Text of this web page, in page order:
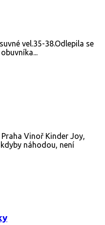
vel.35-38.Odlepila se
Vinoř Kinder Joy,
náhodou, není